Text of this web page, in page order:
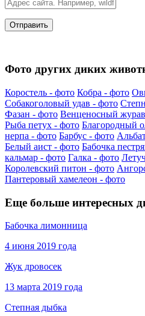
Фото других диких
Коростель - фото Кобра - фото
Собакоголовый удав - фото
Фазан - фото Венценосный
Рыба петух - фото Благородный
нерпа - фото Барбус - фото
Белый аист - фото Бабочка
кальмар - фото Галка - фото
Королевский питон - фото
Пантеровый хамелеон - фото
Еще больше интересных
Бабочка лимонница
4 июня 2019 года
Жук дровосек
13 марта 2019 года
Степная дыбка